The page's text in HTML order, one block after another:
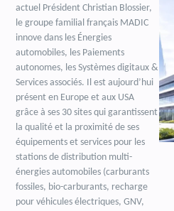
actuel Président Christian Blossier,
le groupe familial français MADIC
innove dans les Énergies
automobiles, les Paiements
autonomes, les Systèmes digitaux &
Services associés. Il est aujourd’hui
présent en Europe et aux USA
grâce à ses 30 sites qui garantissent
la qualité et la proximité de ses
équipements et services pour les
stations de distribution multi-
énergies automobiles (carburants
fossiles, bio-carburants, recharge
pour véhicules électriques, GNV,